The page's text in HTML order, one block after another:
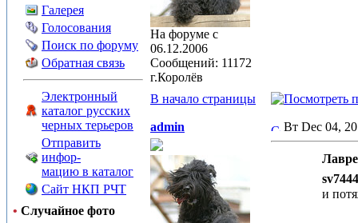
Галерея
Голосования
Поиск по форуму
Обратная связь
Электронный
каталог русских
черных терьеров
Отправить
инфор-
мацию в каталог
Сайт НКП РЧТ
• Случайное фото
На форуме с
06.12.2006
Сообщений: 11172
г.Королёв
В начало страницы
admin Вт Dec 04,
и